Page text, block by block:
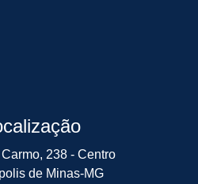
238 - Centro
de Minas-MG